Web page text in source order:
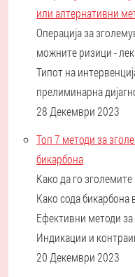
или алтернативни
Операција за
можните ризици -
Типот на
прелиминарна
28 Декември 2023
Топ 7 методи за
бикарбона
Како да го
Како сода бикарбона
Ефективни методи
Индикации и
20 Декември 2023